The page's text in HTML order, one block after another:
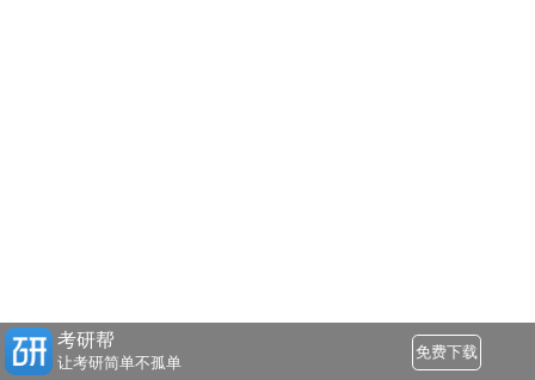
考研帮
让考研简单不孤单
免费下载